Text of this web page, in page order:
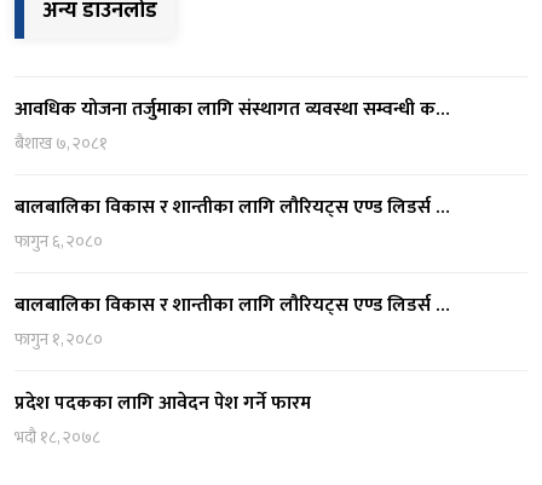
अन्य डाउनलोड
आवधिक योजना तर्जुमाका लागि संस्थागत व्यवस्था सम्वन्धी क…
बैशाख ७, २०८१
बालबालिका विकास र शान्तीका लागि लौरियट्स एण्ड लिडर्स …
फागुन ६, २०८०
बालबालिका विकास र शान्तीका लागि लौरियट्स एण्ड लिडर्स …
फागुन १, २०८०
प्रदेश पदकका लागि आवेदन पेश गर्ने फारम
भदौ १८, २०७८